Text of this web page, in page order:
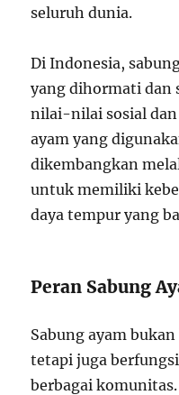
seluruh dunia.
Di Indonesia,
yang dihormati dan
nilai-nilai sosial
ayam yang
dikembangkan
untuk memiliki
daya tempur yang
Peran Sabung
Sabung ayam
tetapi juga
berbagai